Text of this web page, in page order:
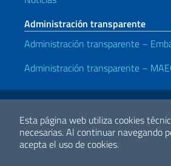
Esta página web utiliza cookies
necesarias.Al continuar navegando
acepta el uso de cookies.
Administración transparente
Administración transparente –
Administración transparente –
Enlaces útiles